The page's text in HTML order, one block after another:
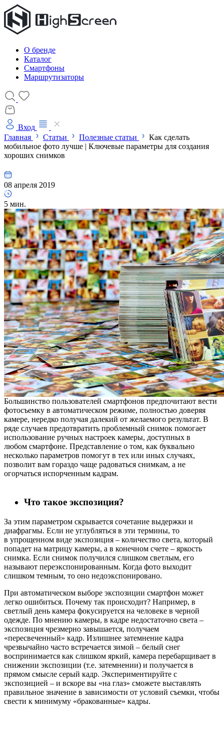
О бренде
Каталог
Смартфоны
Маршрутизаторы
Вход
Главная
Статьи Полезные статьи
Как сделать
мобильное фото лучше | Ключевые параметры для создания
хороших снимков
08 апреля 2019
5 мин.
Большинство пользователей смартфонов предпочитают вести
фотосъемку в автоматическом режиме, полностью доверяя
камере, нередко получая далекий от желаемого результат. В
ряде случаев предотвратить проблемный снимок помогает
использование ручных настроек камеры, доступных в
любом смартфоне. Представление о том, как буквально
несколько параметров помогут в тех или иных случаях,
позволит вам гораздо чаще радоваться снимкам, а не
огорчаться испорченным кадрам.
Что такое экспозиция?
За этим параметром скрывается сочетание выдержки и
диафрагмы. Если не углубляться в эти термины, то
в упрощенном виде экспозиция – количество света, который
попадет на матрицу камеры, а в конечном счете – яркость
снимка. Если снимок получился слишком светлым, его
называют переэкспонированным. Когда фото выходит
слишком темным, то оно недоэкспонировано.
При автоматическом выборе экспозиции смартфон может
легко ошибиться. Почему так происходит? Например, в
светлый день камера фокусируется на человеке в черной
одежде. По мнению камеры, в кадре недостаточно света –
экспозиция чрезмерно завышается, получаем
«пересвеченный» кадр. Излишнее затемнение кадра
чрезвычайно часто встречается зимой – белый снег
воспринимается как слишком яркий, камера перебарщивает в
снижении экспозиции (т.е. затемнении) и получается в
прямом смысле серый кадр. Экспериментируйте с
экспозицией – и вскоре вы «на глаз» сможете выставлять
правильное значение в зависимости от условий съемки, чтобы
свести к минимуму «бракованные» кадры.